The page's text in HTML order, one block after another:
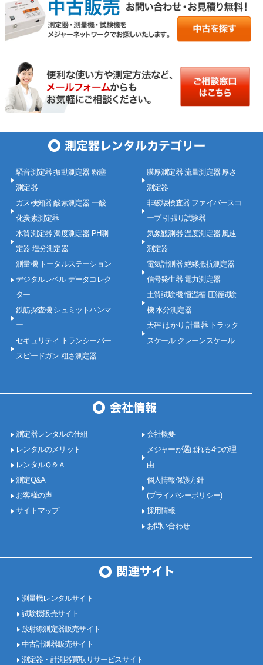
騒音測定器 振動測定器 粉塵
測定器
ガス検知器 酸素測定器 一酸
化炭素測定器
水質測定器 濁度測定器 PH測
定器 塩分測定器
測量機 トータルステーション
デジタルレベル データコレク
ター
鉄筋探査機 シュミットハンマ
ー
セキュリティ トランシーバー
スピードガン 粗さ測定器
膜厚測定器 流量測定器 厚さ
測定器
非破壊検査器 ファイバースコ
ープ 引張り試験器
気象観測器 温度測定器 風速
測定器
電気計測器 絶縁抵抗測定器
信号発生器 電力測定器
土質試験機 恒温槽 圧縮試験
機 水分測定器
天秤 はかり 計量器 トラック
スケール クレーンスケール
測定器レンタルの仕組
レンタルのメリット
レンタルＱ＆Ａ
測定Q&A
お客様の声
サイトマップ
会社概要
メジャーが選ばれる4つの理
由
個人情報保護方針
(プライバシーポリシー)
採用情報
お問い合わせ
測量機レンタルサイト
試験機販売サイト
放射線測定器販売サイト
中古計測器販売サイト
測定器・計測器買取りサービスサイト